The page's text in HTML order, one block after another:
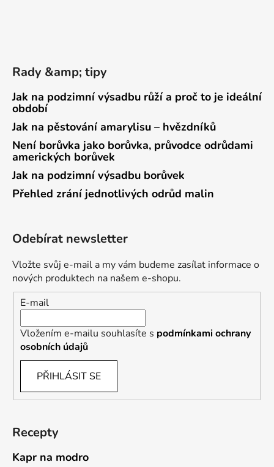
Rady &amp; tipy
Jak na podzimní výsadbu růží a proč to je ideální
období
Jak na pěstování amarylisu – hvězdníků
Není borůvka jako borůvka, průvodce odrůdami
amerických borůvek
Jak na podzimní výsadbu borůvek
Přehled zrání jednotlivých odrůd malin
Odebírat newsletter
Vložte svůj e-mail a my vám budeme zasílat informace o
nových produktech na našem e-shopu.
E-mail
Vložením e-mailu souhlasíte s podmínkami ochrany
osobních údajů
PŘIHLÁSIT SE
Recepty
Kapr na modro